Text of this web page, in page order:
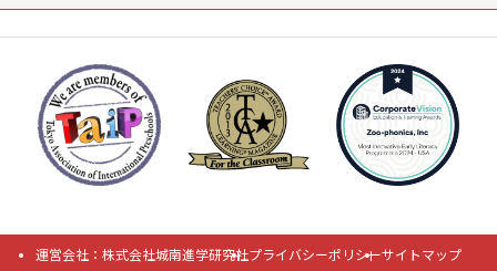
運営会社：株式会社城南進学研究社プライバシーポリシーサイトマップ